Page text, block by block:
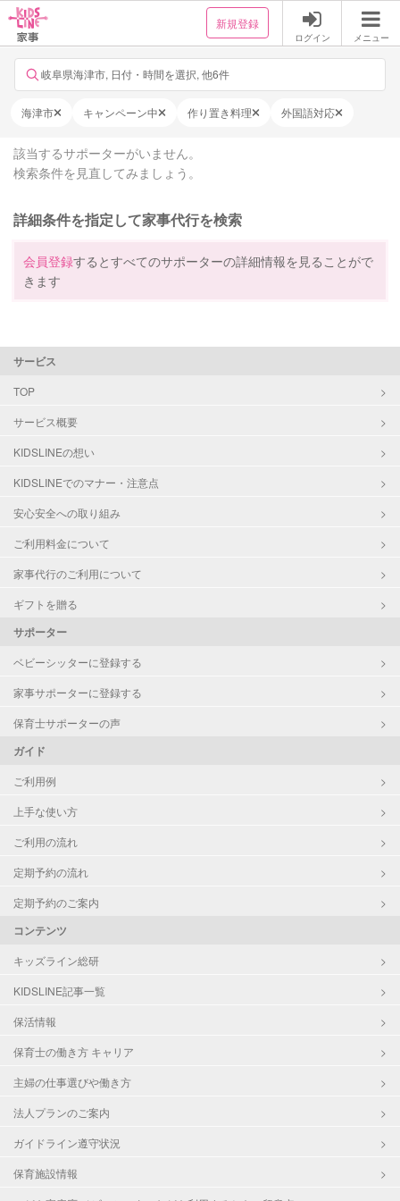
新規登録
ログイン メニュー
岐阜県海津市, 日付・時間を選択, 他6件
海津市 キャンペーン中 作り置き料理 外国語対応
該当するサポーターがいません。
検索条件を見直してみましょう。
詳細条件を指定して家事代行を検索
会員登録するとすべてのサポーターの詳細情報を見ることがで
きます
サービス
TOP
サービス概要
KIDSLINEの想い
KIDSLINEでのマナー・注意点
安心安全への取り組み
ご利用料金について
家事代行のご利用について
ギフトを贈る
サポーター
ベビーシッターに登録する
家事サポーターに登録する
保育士サポーターの声
ガイド
ご利用例
上手な使い方
ご利用の流れ
定期予約の流れ
定期予約のご案内
コンテンツ
キッズライン総研
KIDSLINE記事一覧
保活情報
保育士の働き方 キャリア
主婦の仕事選びや働き方
法人プランのご案内
ガイドライン遵守状況
保育施設情報